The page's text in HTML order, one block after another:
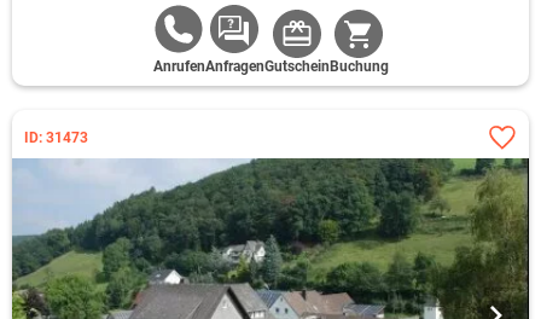
AnrufenAnfragenGutschein Buchung
ID: 31473